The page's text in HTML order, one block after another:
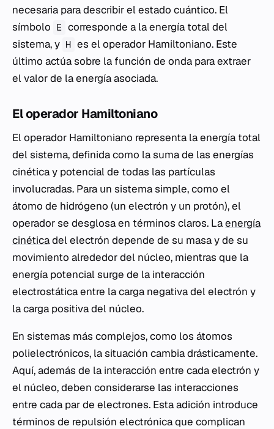
necesaria para describir el estado cuántico. El
símbolo E corresponde a la energía total del
sistema, y H es el operador Hamiltoniano. Este
último actúa sobre la función de onda para extraer
el valor de la energía asociada.
El operador Hamiltoniano
El operador Hamiltoniano representa la energía total
del sistema, definida como la suma de las energías
cinética y potencial de todas las partículas
involucradas. Para un sistema simple, como el
átomo de hidrógeno (un electrón y un protón), el
operador se desglosa en términos claros. Laenergía
cinéticadel electrón depende de su masa y de su
movimiento alrededor del núcleo, mientras que la
energía potencial surge de la interacción
electrostática entre la carga negativa del electrón y
la carga positiva del núcleo.
En sistemas más complejos, como los átomos
polielectrónicos, la situación cambia drásticamente.
Aquí, además de la interacción entre cada electrón y
el núcleo, deben considerarse las interacciones
entre cada par de electrones. Esta adición introduce
términos de repulsión electrónica que complican